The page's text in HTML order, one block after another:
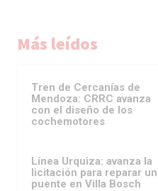
Más leídos
Tren de Cercanías de
Mendoza: CRRC avanza
con el diseño de los
cochemotores
Línea Urquiza: avanza la
licitación para reparar un
puente en Villa Bosch